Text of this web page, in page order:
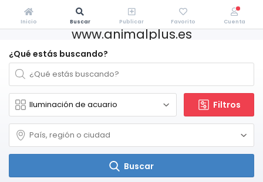
www.animalplus.es
¿Qué estás buscando?
Filtros
Buscar
Inicio Buscar Publicar Favorito Cuenta